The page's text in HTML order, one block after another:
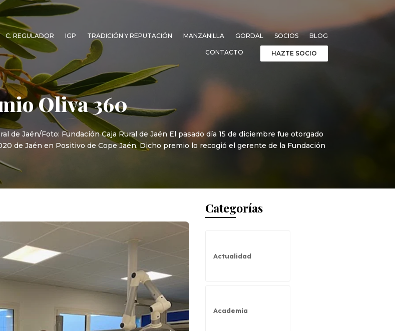
C. REGULADOR IGP TRADICIÓN Y REPUTACIÓN MANZANILLA GORDAL SOCIOS BLOG
CONTACTO HAZTE SOCIO
Oliva 360
de Jaén/Foto: Fundación Caja Rural de Jaén El pasado día 15 de diciembre fue otorgado
de Jaén en Positivo de Cope Jaén. Dicho premio lo recogió el gerente de la Fundación
Categorías
Actualidad
Academia